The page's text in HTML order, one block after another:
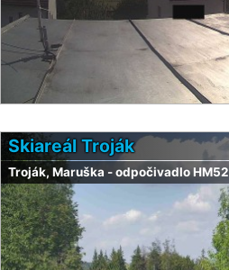
Skiareál Troják
Troják, Maruška - odpočivadlo HM52